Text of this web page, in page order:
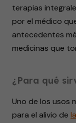
terapias
por el médico
antecedentes
medicinas que
¿Para qué
Uno de los usos
para el alivio de